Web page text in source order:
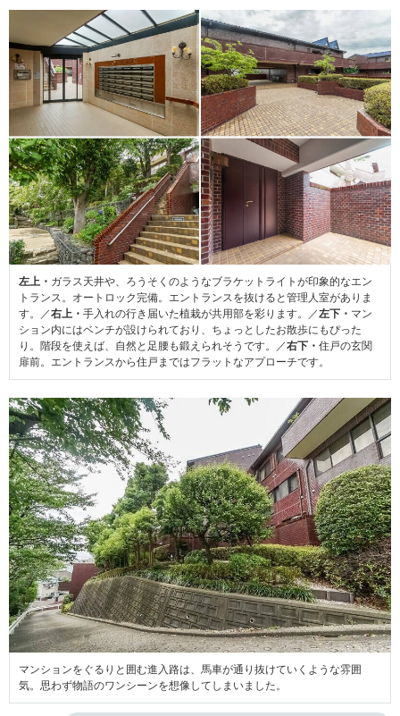
左上・ ガラス天井や、ろうそくのようなブラケットライトが印象的なエン
トランス。オートロック完備。エントランスを抜けると管理人室がありま
す。／右上・ 手入れの行き届いた植栽が共用部を彩ります。／左下・ マン
ション内にはベンチが設けられており、ちょっとしたお散歩にもぴった
り。階段を使えば、自然と足腰も鍛えられそうです。／右下・ 住戸の玄関
扉前。エントランスから住戸まではフラットなアプローチです。
マンションをぐるりと囲む進入路は、馬車が通り抜けていくような雰囲
気。思わず物語のワンシーンを想像してしまいました。